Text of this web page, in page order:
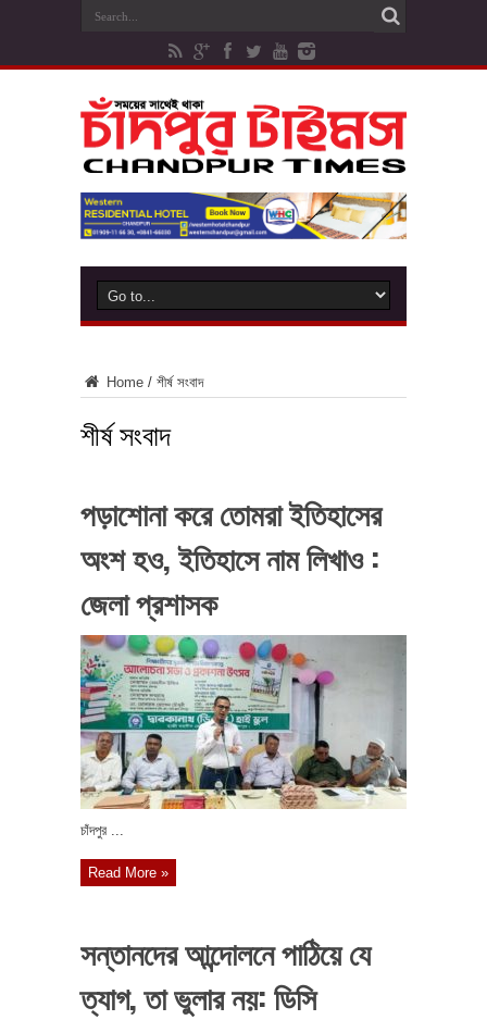
Home / শীর্ষ সংবাদ
শীর্ষ সংবাদ
পড়াশোনা করে তোমরা ইতিহাসের
অংশ হও, ইতিহাসে নাম লিখাও :
জেলা প্রশাসক
চাঁদপুর ...
Read More »
সন্তানদের আন্দোলনে পাঠিয়ে যে
ত্যাগ, তা ভুলার নয়: ডিসি